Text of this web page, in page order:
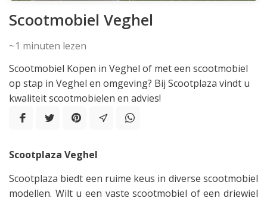
Scootmobiel Veghel
~1 minuten lezen
Scootmobiel Kopen in Veghel of met een scootmobiel
op stap in Veghel en omgeving? Bij Scootplaza vindt u
kwaliteit scootmobielen en advies!
Scootplaza Veghel
Scootplaza biedt een ruime keus in diverse scootmobiel
modellen. Wilt u een vaste scootmobiel of een driewiel